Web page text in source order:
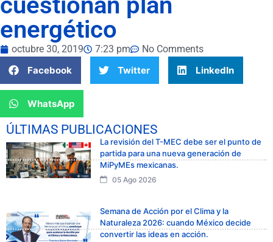
energético
octubre 30, 2019 7:23 pm
No Comments
Facebook
Twitter LinkedIn
WhatsApp
ÚLTIMAS PUBLICACIONES
La revisión del T-MEC debe ser el punto de
partida para una nueva generación de
MiPyMEs mexicanas.
05 Ago 2026
Semana de Acción por el Clima y la
Naturaleza 2026: cuando México decide
convertir las ideas en acción.